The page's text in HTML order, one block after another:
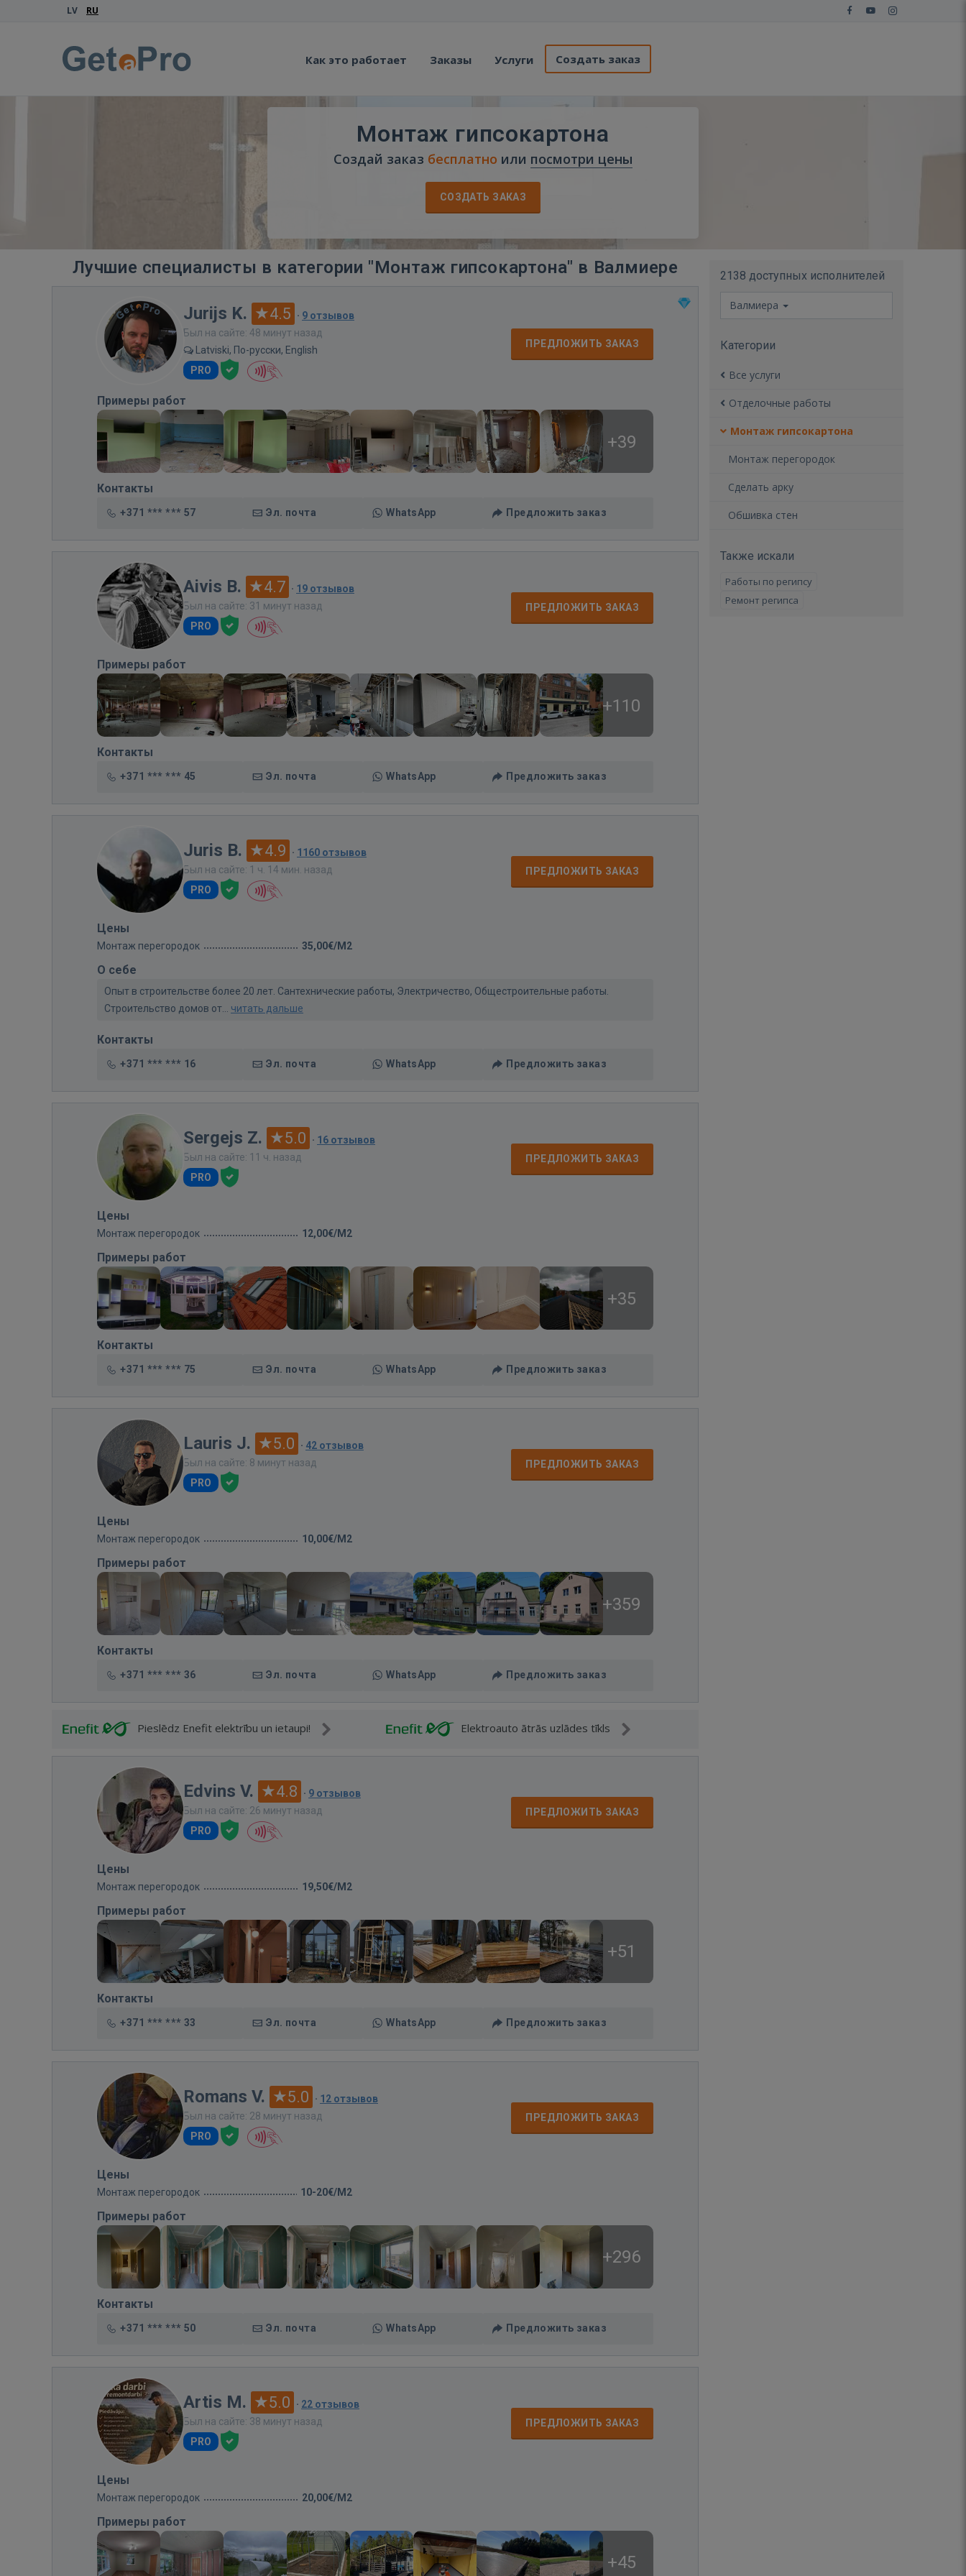
LV RU
Как это работает Заказы Услуги Создать заказ
Монтаж гипсокартона
Создай заказ бесплатно или посмотри цены
СОЗДАТЬ ЗАКАЗ
Лучшие специалисты в категории "Монтаж гипсокартона" в Валмиере
Jurijs K. 4.5 · 9 отзывов
Был на сайте: 48 минут назад
Latviski, По-русски, English
PRO
ПРЕДЛОЖИТЬ ЗАКАЗ
Примеры работ
+39
Контакты
+371 *** *** 57 Эл. почта WhatsApp Предложить заказ
Aivis B. 4.7 · 19 отзывов
Был на сайте: 31 минут назад
PRO
ПРЕДЛОЖИТЬ ЗАКАЗ
Примеры работ
+110
Контакты
+371 *** *** 45 Эл. почта WhatsApp Предложить заказ
Juris B. 4.9 · 1160 отзывов
Был на сайте: 1 ч. 14 мин. назад
PRO
ПРЕДЛОЖИТЬ ЗАКАЗ
Цены
Монтаж перегородок 35,00€/M2
О себе
Опыт в строительстве более 20 лет. Сантехнические работы, Электричество, Общестроительные работы.
Строительство домов от... читать дальше
Контакты
+371 *** *** 16 Эл. почта WhatsApp Предложить заказ
Sergejs Z. 5.0 · 16 отзывов
Был на сайте: 11 ч. назад
PRO
ПРЕДЛОЖИТЬ ЗАКАЗ
Цены
Монтаж перегородок 12,00€/M2
Примеры работ
+35
Контакты
+371 *** *** 75 Эл. почта WhatsApp Предложить заказ
Lauris J. 5.0 · 42 отзывов
Был на сайте: 8 минут назад
PRO
ПРЕДЛОЖИТЬ ЗАКАЗ
Цены
Монтаж перегородок 10,00€/M2
Примеры работ
+359
Контакты
+371 *** *** 36 Эл. почта WhatsApp Предложить заказ
Pieslēdz Enefit elektrību un ietaupi! Elektroauto ātrās uzlādes tīkls
Edvins V. 4.8 · 9 отзывов
Был на сайте: 26 минут назад
PRO
ПРЕДЛОЖИТЬ ЗАКАЗ
Цены
Монтаж перегородок 19,50€/M2
Примеры работ
+51
Контакты
+371 *** *** 33 Эл. почта WhatsApp Предложить заказ
Romans V. 5.0 · 12 отзывов
Был на сайте: 28 минут назад
PRO
ПРЕДЛОЖИТЬ ЗАКАЗ
Цены
Монтаж перегородок 10-20€/M2
Примеры работ
+296
Контакты
+371 *** *** 50 Эл. почта WhatsApp Предложить заказ
Artis M. 5.0 · 22 отзывов
Был на сайте: 38 минут назад
PRO
ПРЕДЛОЖИТЬ ЗАКАЗ
Цены
Монтаж перегородок 20,00€/M2
Примеры работ
+45
2138 доступных исполнителей
Валмиера
Категории
Все услуги
Отделочные работы
Монтаж гипсокартона
Монтаж перегородок
Сделать арку
Обшивка стен
Также искали
Работы по регипсу
Ремонт регипса